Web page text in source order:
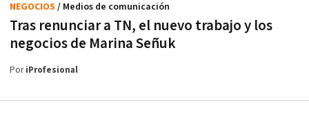
Tras renunciar a TN, el nuevo trabajo y los
negocios de Marina Señuk
NEGOCIOS / Medios de comunicación
PoriProfesional